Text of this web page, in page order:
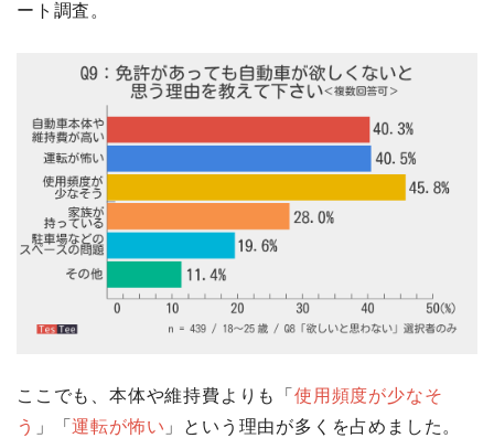
ート調査。
ここでも、本体や維持費よりも「 使用頻度が少なそ
う 」「運転が怖い 」という理由が多くを占めました。